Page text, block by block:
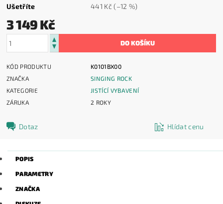
Ušetříte
441 Kč(–12 %)
3 149 Kč
KÓD PRODUKTU
K0101BX00
ZNAČKA
SINGING ROCK
KATEGORIE
JISTÍCÍ VYBAVENÍ
ZÁRUKA
2 ROKY
Dotaz Hlídat cenu
POPIS
PARAMETRY
ZNAČKA